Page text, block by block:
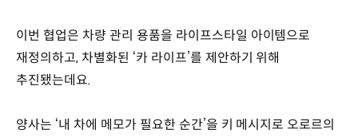
이번 협업은 차량 관리 용품을 라이프스타일 아이템으로
재정의하고, 차별화된 ‘카 라이프’를 제안하기 위해
추진됐는데요.
양사는 ‘내 차에 메모가 필요한 순간’을 키 메시지로 오로르의